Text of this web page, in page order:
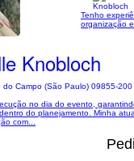
Knobloch
do Campo (São Paulo) 09855-200
Tenho
organização
no dia do evento,
do planejamento. Minha
com...